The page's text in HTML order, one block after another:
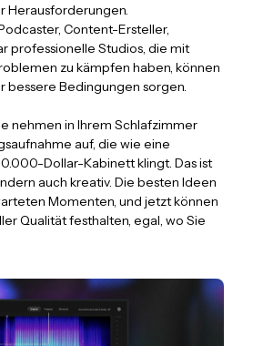
Herausforderungen.
Content-Ersteller,
professionelle Studios, die mit
zu kämpfen haben, können
bessere Bedingungen sorgen.
nehmen in Ihrem Schlafzimmer
auf, die wie eine
Dollar-Kabinett klingt. Das ist
auch kreativ. Die besten Ideen
Momenten, und jetzt können
Qualität festhalten, egal, wo Sie